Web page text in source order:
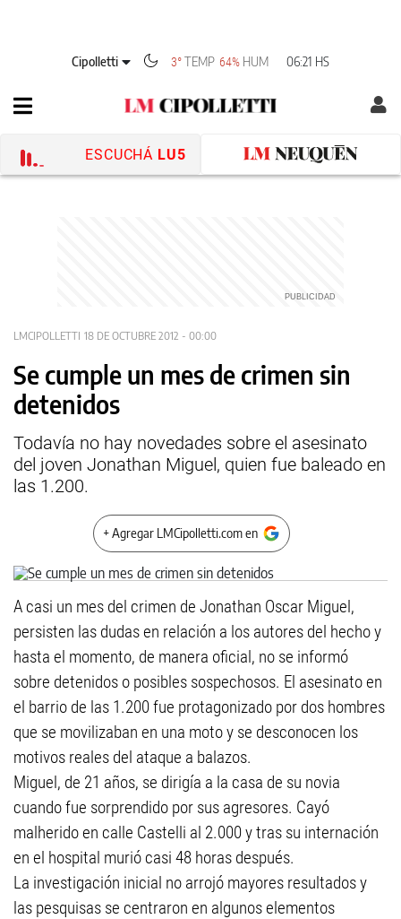
Cipolletti 3°TEMP 64% HUM 06:21 HS
ESCUCHÁ LU5
LMCIPOLLETTI 18 DE OCTUBRE 2012 - 00:00
Se cumple un mes de crimen sin
detenidos
Todavía no hay novedades sobre el asesinato
del joven Jonathan Miguel, quien fue baleado en
las 1.200.
+ Agregar LMCipolletti.com en
A casi un mes del crimen de Jonathan Oscar Miguel,
persisten las dudas en relación a los autores del hecho y
hasta el momento, de manera oficial, no se informó
sobre detenidos o posibles sospechosos. El asesinato en
el barrio de las 1.200 fue protagonizado por dos hombres
que se movilizaban en una moto y se desconocen los
motivos reales del ataque a balazos.
Miguel, de 21 años, se dirigía a la casa de su novia
cuando fue sorprendido por sus agresores. Cayó
malherido en calle Castelli al 2.000 y tras su internación
en el hospital murió casi 48 horas después.
La investigación inicial no arrojó mayores resultados y
las pesquisas se centraron en algunos elementos